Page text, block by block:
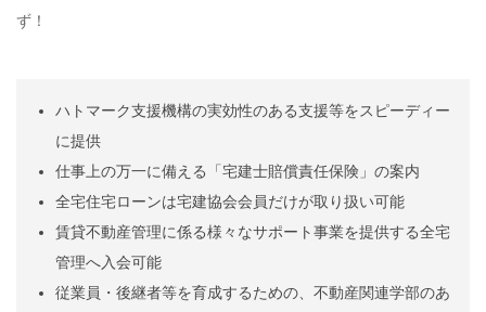
ず！
ハトマーク支援機構の実効性のある支援等をスピーディー
に提供
仕事上の万一に備える「宅建士賠償責任保険」の案内
全宅住宅ローンは宅建協会会員だけが取り扱い可能
賃貸不動産管理に係る様々なサポート事業を提供する全宅
管理へ入会可能
従業員・後継者等を育成するための、不動産関連学部のあ